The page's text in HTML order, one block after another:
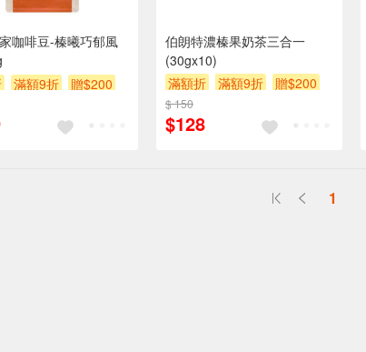
咖啡豆-榛曦巧郁風
滿額9折 贈$200
伯朗特濃榛果奶茶三合一
(30gx10)
滿額折
滿額9折 贈$200
$ 150
$128
1